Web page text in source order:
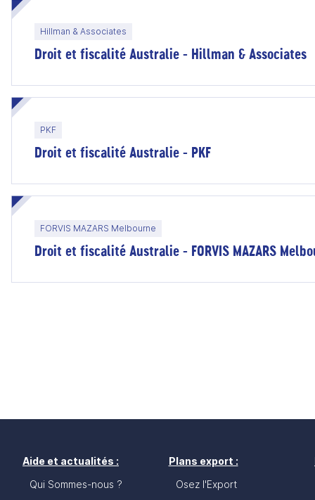
Hillman & Associates
Droit et fiscalité Australie - Hillman & Associates
PKF
Droit et fiscalité Australie - PKF
FORVIS MAZARS Melbourne
Droit et fiscalité Australie - FORVIS MAZARS
Aide et actualités :
Qui Sommes-nous ?
Plans export :
Osez l'Export